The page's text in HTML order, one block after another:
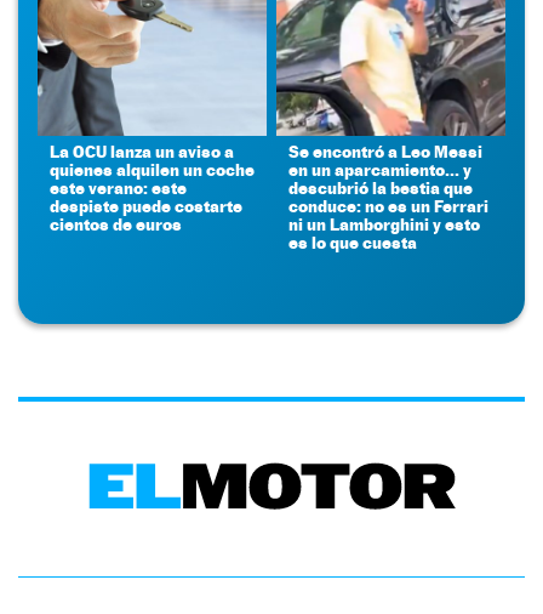
La OCU lanza un aviso a
quienes alquilen un coche
este verano: este
despiste puede costarte
cientos de euros
Se encontró a Leo Messi
en un aparcamiento... y
descubrió la bestia que
conduce: no es un Ferrari
ni un Lamborghini y esto
es lo que cuesta